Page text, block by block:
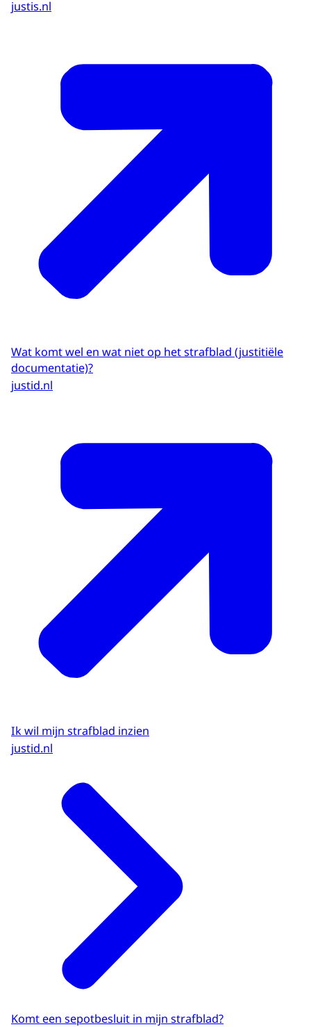
justis.nl
Wat komt wel en wat niet op het strafblad (justitiële
documentatie)?
justid.nl
Ik wil mijn strafblad inzien
justid.nl
Komt een sepotbesluit in mijn strafblad?